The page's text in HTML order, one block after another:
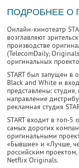
ПОДРОБНЕЕ О
Онлайн-кинотеатр
возглавляют
производстве
(TelecomDaily,
оригинальных
START был запущен в
Black and White и
представлены:
направление
рекламная студия
START входит в топ-
самых дорогих
оригинальными
«Бывшие» и «Лучше,
российским
Netflix Originals.